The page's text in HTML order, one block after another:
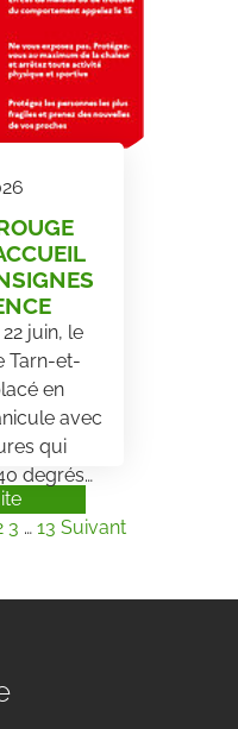
juin, le
Tarn-et-
en
avec
qui
degrés…
3 … 13 Suivant